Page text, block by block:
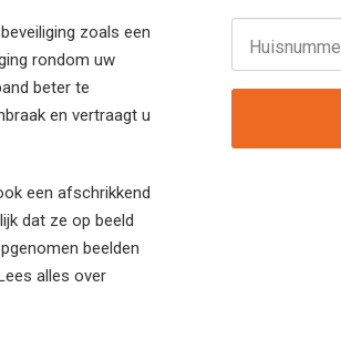
zoals een
rondom uw
beter te
en vertraagt u
een afschrikkend
dat ze op beeld
beelden
alles over